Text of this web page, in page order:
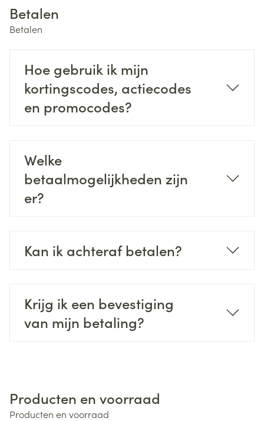
Betalen
Betalen
Hoe gebruik ik mijn
kortingscodes, actiecodes
en promocodes?
Welke
betaalmogelijkheden zijn
er?
Kan ik achteraf betalen?
Krijg ik een bevestiging
van mijn betaling?
Producten en voorraad
Producten en voorraad